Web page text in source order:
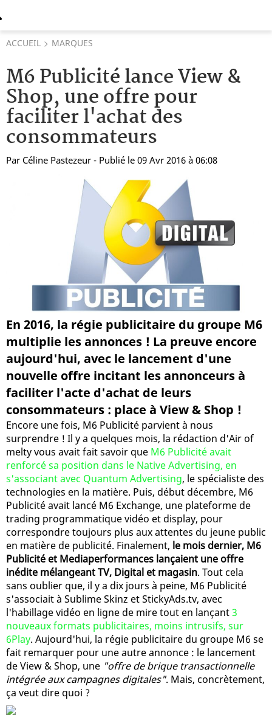
ACCUEIL MARQUES
M6 Publicité lance View &
Shop, une offre pour
faciliter l'achat des
consommateurs
Par Céline Pastezeur - Publié le 09 Avr 2016 à 06:08
En 2016, la régie publicitaire du groupe M6
multiplie les annonces ! La preuve encore
aujourd'hui, avec le lancement d'une
nouvelle offre incitant les annonceurs à
faciliter l'acte d'achat de leurs
consommateurs : place à View & Shop !
Encore une fois, M6 Publicité parvient à nous
surprendre ! Il y a quelques mois, la rédaction d'Air of
melty vous avait fait savoir que M6 Publicité avait
renforcé sa position dans le Native Advertising, en
s'associant avec Quantum Advertising, le spécialiste des
technologies en la matière. Puis, début décembre, M6
Publicité avait lancé M6 Exchange, une plateforme de
trading programmatique vidéo et display, pour
correspondre toujours plus aux attentes du jeune public
en matière de publicité. Finalement, le mois dernier, M6
Publicité et Mediaperformances lançaient une offre
inédite mélangeant TV, Digital et magasin. Tout cela
sans oublier que, il y a dix jours à peine, M6 Publicité
s'associait à Sublime Skinz et StickyAds.tv, avec
l'habillage vidéo en ligne de mire tout en lançant3
nouveaux formats publicitaires, moins intrusifs, sur
6Play. Aujourd'hui, la régie publicitaire du groupe M6 se
fait remarquer pour une autre annonce : le lancement
de View & Shop, une "offre de brique transactionnelle
intégrée aux campagnes digitales". Mais, concrètement,
ça veut dire quoi ?